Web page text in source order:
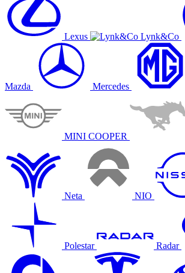
Lexus Lynk&Co
Mazda Mercedes
MINI COOPER
Neta NIO
Polestar Radar